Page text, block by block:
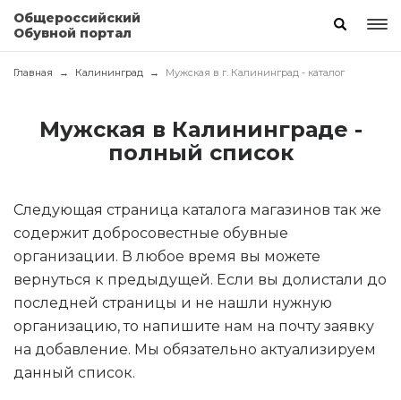
Общероссийский
Обувной портал
Главная Калининград Мужская в г. Калининград - каталог
Мужская в Калининграде -
полный список
Следующая страница каталога магазинов так же
содержит добросовестные обувные
организации. В любое время вы можете
вернуться к предыдущей. Если вы долистали до
последней страницы и не нашли нужную
организацию, то напишите нам на почту заявку
на добавление. Мы обязательно актуализируем
данный список.